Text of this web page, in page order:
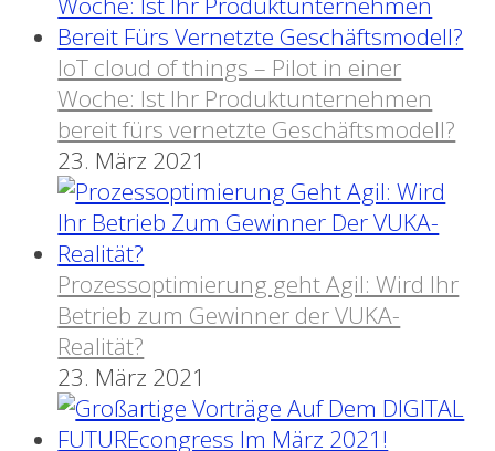
IoT cloud of things – Pilot in einer
Woche: Ist Ihr Produktunternehmen
bereit fürs vernetzte Geschäftsmodell?
23. März 2021
Prozessoptimierung geht Agil: Wird Ihr
Betrieb zum Gewinner der VUKA-
Realität?
23. März 2021